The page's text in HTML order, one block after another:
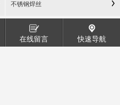
不锈钢焊丝
在线留言 快速导航